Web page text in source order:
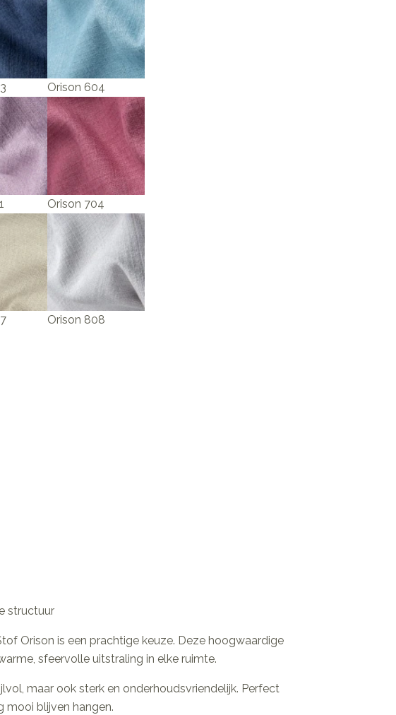
Orison 604
Orison 704
Orison 808
structuur
Orison is een prachtige keuze. Deze hoogwaardige
sfeervolle uitstraling in elke ruimte.
maar ook sterk en onderhoudsvriendelijk. Perfect
mooi blijven hangen.